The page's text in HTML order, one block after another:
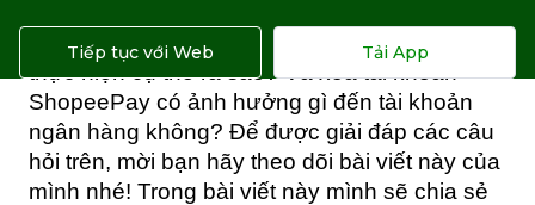
cách xóa tài khoản ShopeePay? Các bước
thực hiện cụ thể ra sao? Và xóa tài khoản
ShopeePay có ảnh hưởng gì đến tài khoản
ngân hàng không? Để được giải đáp các câu
hỏi trên, mời bạn hãy theo dõi bài viết này của
mình nhé! Trong bài viết này mình sẽ chia sẻ
Tiếp tục với Web Tải App